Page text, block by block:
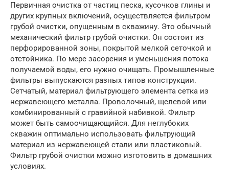
Первичная очистка от частиц песка, кусочков глины и
других крупных включений, осуществляется фильтром
грубой очистки, опущенным в скважину. Это обычный
механический фильтр грубой очистки. Он состоит из
перфорированной зоны, покрытой мелкой сеточкой и
отстойника. По мере засорения и уменьшения потока
получаемой воды, его нужно очищать. Промышленные
фильтры выпускаются разных типов конструкции.
Сетчатый, материал фильтрующего элемента сетка из
нержавеющего металла. Проволочный, щелевой или
комбинированный с гравийной набивкой. Фильтр
может быть самоочищающийся. Для неглубоких
скважин оптимально использовать фильтрующий
материал из нержавеющей стали или пластиковый.
Фильтр грубой очистки можно изготовить в домашних
условиях.